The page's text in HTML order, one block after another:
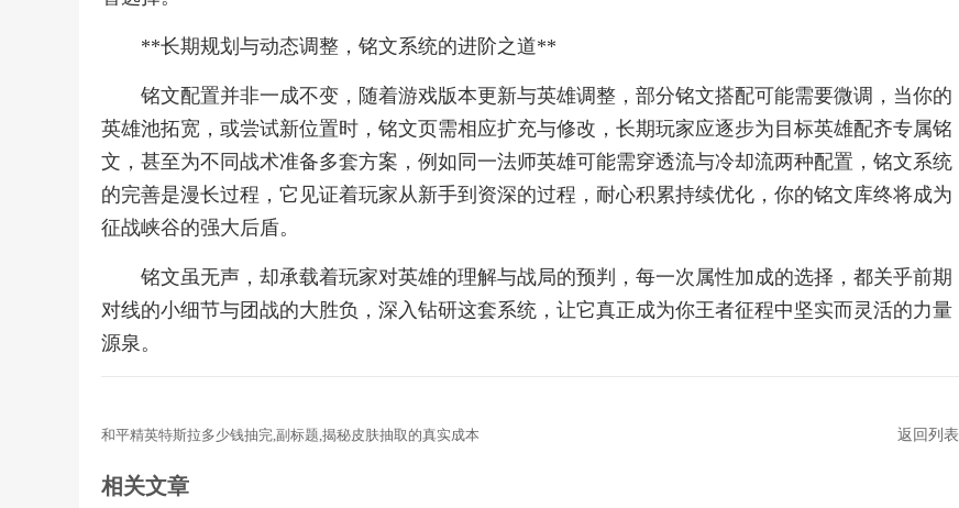
**长期规划与动态调整，铭文系统的进阶之道**
铭文配置并非一成不变，随着游戏版本更新与英雄调整，部分铭文搭配可能需要微调，当你的
英雄池拓宽，或尝试新位置时，铭文页需相应扩充与修改，长期玩家应逐步为目标英雄配齐专属铭
文，甚至为不同战术准备多套方案，例如同一法师英雄可能需穿透流与冷却流两种配置，铭文系统
的完善是漫长过程，它见证着玩家从新手到资深的过程，耐心积累持续优化，你的铭文库终将成为
征战峡谷的强大后盾。
铭文虽无声，却承载着玩家对英雄的理解与战局的预判，每一次属性加成的选择，都关乎前期
对线的小细节与团战的大胜负，深入钻研这套系统，让它真正成为你王者征程中坚实而灵活的力量
源泉。
和平精英特斯拉多少钱抽完,副标题,揭秘皮肤抽取的真实成本 返回列表
相关文章